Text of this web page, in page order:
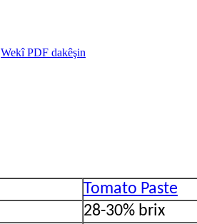
Wekî PDF dakêşin
Tomato Paste
28-30% brix